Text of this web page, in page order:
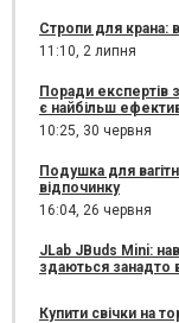
Стропи для крана:
11:10, 2 липня
Поради експертів
є найбільш
10:25, 30 червня
Подушка для
відпочинку
16:04, 26 червня
JLab JBuds Mini:
здаються занадто
Купити свічки на